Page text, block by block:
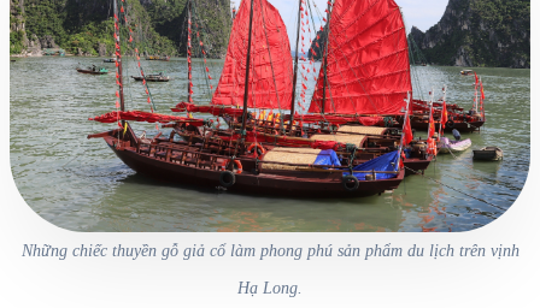
Những chiếc thuyền gỗ giả cổ làm phong phú sản phẩm du lịch trên vịnh
Hạ Long.